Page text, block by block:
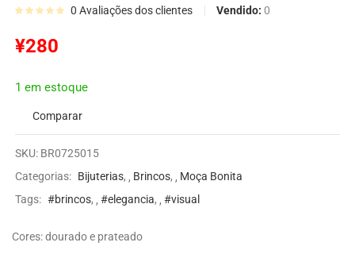
0 Avaliações dos clientes Vendido:0
¥280
1 em estoque
Comparar
SKU: BR0725015
Categorias: Bijuterias, Brincos,
Moça Bonita
Tags: #brincos, #elegancia, #visual
Cores: dourado e prateado